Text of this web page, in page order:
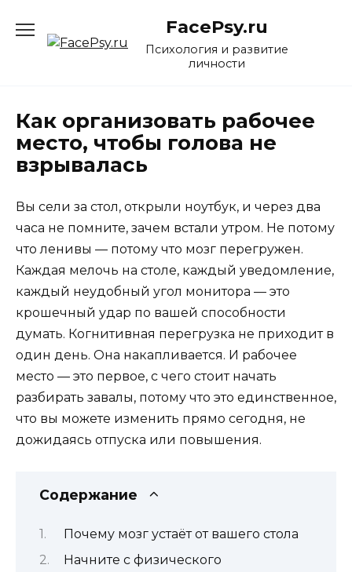
содержанию
FacePsy.ru
Психология и развитие
личности
Как организовать рабочее
место, чтобы голова не
взрывалась
Вы сели за стол, открыли ноутбук, и через два
часа не помните, зачем встали утром. Не потому
что ленивы — потому что мозг перегружен.
Каждая мелочь на столе, каждый уведомление,
каждый неудобный угол монитора — это
крошечный удар по вашей способности
думать. Когнитивная перегрузка не приходит в
один день. Она накапливается. И рабочее
место — это первое, с чего стоит начать
разбирать завалы, потому что это единственное,
что вы можете изменить прямо сегодня, не
дожидаясь отпуска или повышения.
Содержание
Почему мозг устаёт от вашего стола
Начните с физического